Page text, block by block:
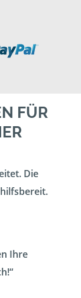
FÜR
Die
Ihre